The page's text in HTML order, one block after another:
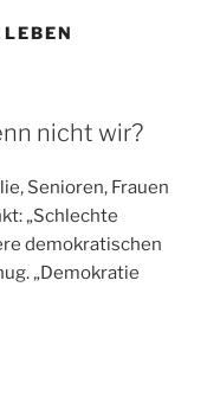
nicht wir?
Senioren, Frauen
„Schlechte
demokratischen
„Demokratie